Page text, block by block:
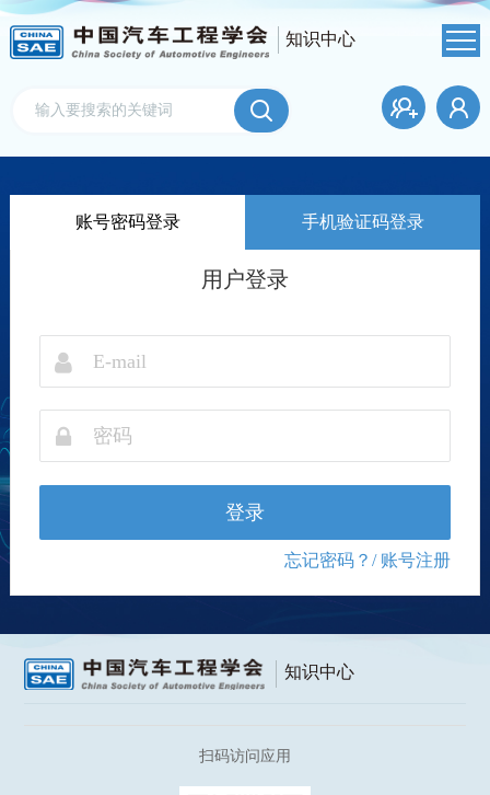
知识中心
账号密码登录 手机验证码登录
用户登录
登录
/ 账号注册
忘记密码？
知识中心
扫码访问应用